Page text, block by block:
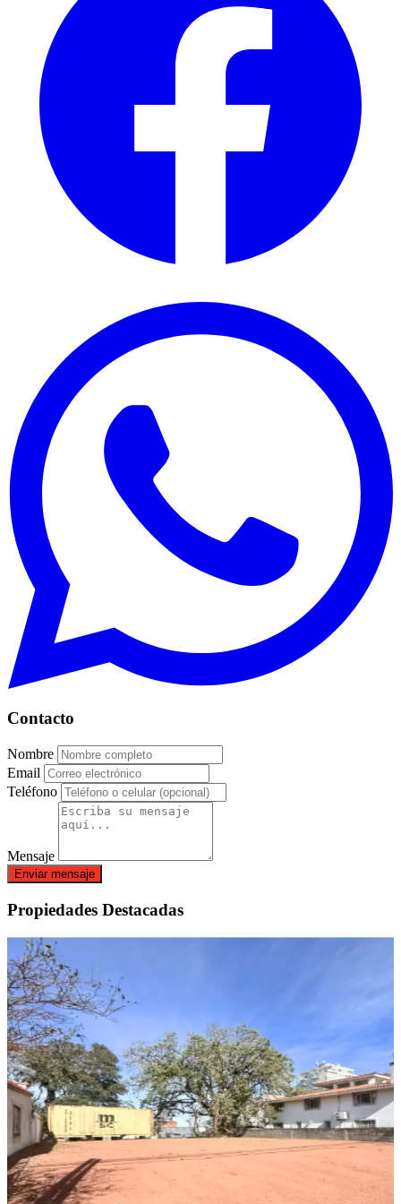
Contacto
Nombre
Email
Teléfono
Mensaje
Enviar mensaje
Propiedades Destacadas